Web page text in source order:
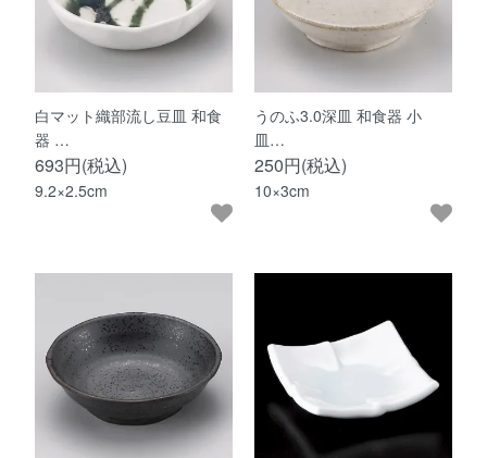
白マット織部流し豆皿 和食
器 …
693円(税込)
9.2×2.5cm
うのふ3.0深皿 和食器 小
皿…
250円(税込)
10×3cm